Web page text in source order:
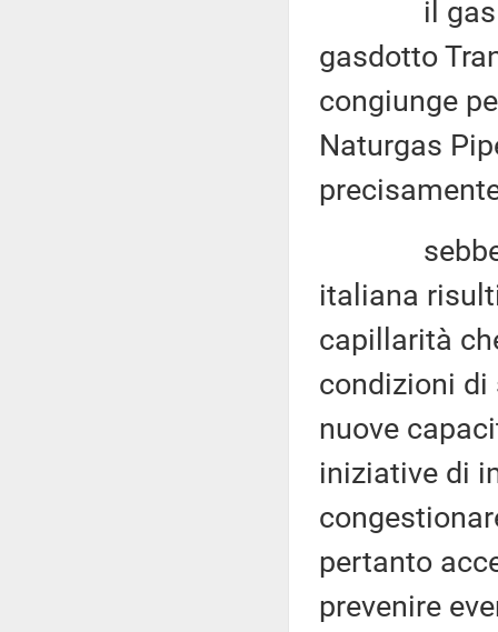
il gas dal
gasdotto
congiunge
Naturgas
sebbene,
italiana
capillarità
condizioni di
nuove
iniziative di
pertanto
prevenire